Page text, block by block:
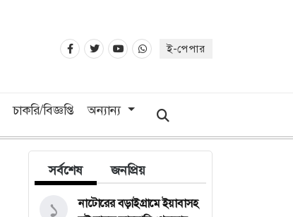
ই-পেপার
চাকরি/বিজ্ঞপ্তি অন্যান্য
সর্বশেষ জনপ্রিয়
নাটোরের বড়াইগ্রামে ইয়াবাসহ
১